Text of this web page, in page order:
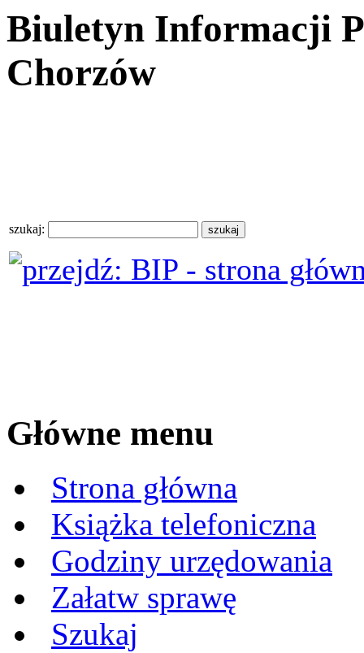
Biuletyn Informacji
Chorzów
szukaj:
Główne menu
Strona główna
Książka telefoniczna
Godziny urzędowania
Załatw sprawę
Szukaj